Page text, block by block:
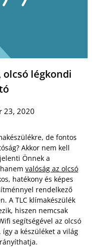
légkondi
23, 2020
de fontos
Akkor nem kell
Önnek a
valóság az olcsó
hatékony és képes
rendelkező
A TLC klímakészülék
hiszen nemcsak
segítségével az olcsó
a készüléket a világ